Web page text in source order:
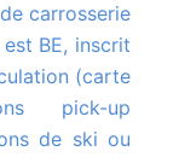
carrosserie
BE, inscrit
(carte
pick-up
de ski ou